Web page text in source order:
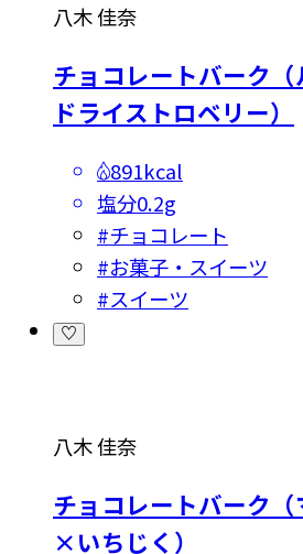
八木 佳奈
チョコレートバーク
ドライストロベリー）
891kcal
塩分0.2g
#チョコレート
#お菓子・スイーツ
#スイーツ
八木 佳奈
チョコレートバーク
×いちじく）